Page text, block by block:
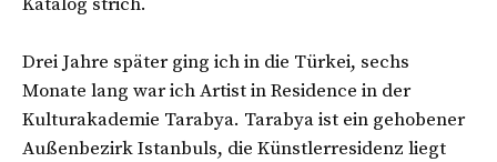
Drei Jahre später ging ich in die Türkei, sechs
Monate lang war ich Artist in Residence in der
Kulturakademie Tarabya. Tarabya ist ein gehobener
Außenbezirk Istanbuls, die Künstlerresidenz liegt